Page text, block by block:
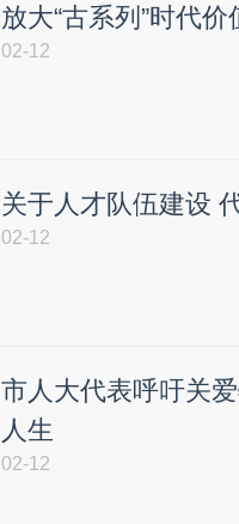
放大“古系列”时代
02-12
关于人才队伍建设
02-12
市人大代表呼吁关
人生
02-12